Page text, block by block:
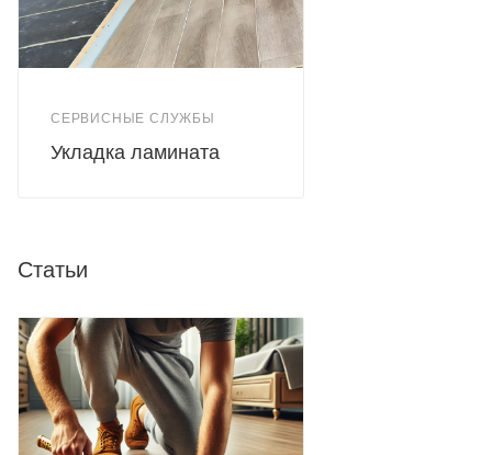
СЕРВИСНЫЕ СЛУЖБЫ
Укладка ламината
Статьи